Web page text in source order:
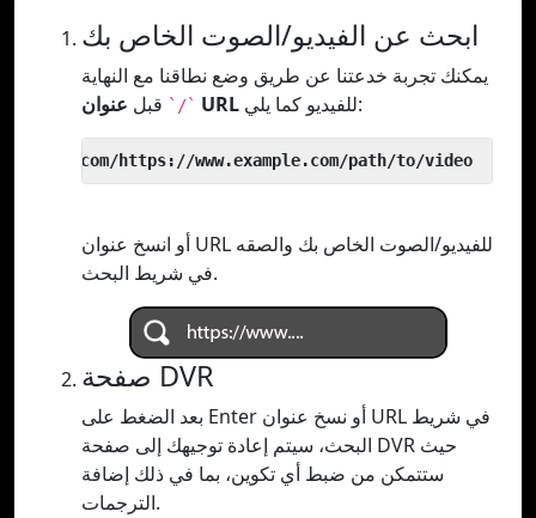
ابحث عن الفيديو/الصوت الخاص بك
يمكنك تجربة خدعتنا عن طريق وضع نطاقنا مع النهاية
`/` قبل عنوان URL للفيديو كما يلي:
أو انسخ عنوان URL للفيديو/الصوت الخاص بك والصقه
في شريط البحث.
صفحة DVR
بعد الضغط على Enter أو نسخ عنوان URL في شريط
البحث، سيتم إعادة توجيهك إلى صفحة DVR حيث
ستتمكن من ضبط أي تكوين، بما في ذلك إضافة
الترجمات.